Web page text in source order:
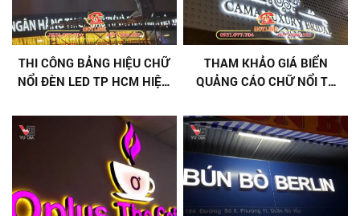
THI CÔNG BẢNG HIỆU CHỮ
NỔI ĐÈN LED TP HCM HIỆN
THAM KHẢO GIÁ BIỂN
QUẢNG CÁO CHỮ NỔI TP